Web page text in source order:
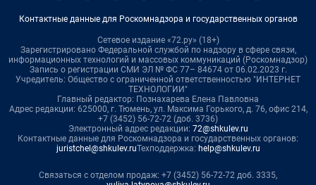
Контактные данные для Роскомнадзора и государственных органов
Сетевое издание «72.ру» (18+)
Зарегистрировано Федеральной службой по надзору в сфере связи,
информационных технологий и массовых коммуникаций (Роскомнадзор)
Запись о регистрации СМИ ЭЛ № ФС 77– 84674 от 06.02.2023 г.
Учредитель: Общество с ограниченной ответственностью "ИНТЕРНЕТ
ТЕХНОЛОГИИ"
Главный редактор: Познахарева Елена Павловна
Адрес редакции: 625000, г. Тюмень, ул. Максима Горького, д. 76, офис 214,
+7 (3452) 56-72-72 (доб. 3736)
Электронный адрес редакции: 72@shkulev.ru
Контактные данные для Роскомнадзора и государственных органов:
juristchel@shkulev.ruТехподдержка: help@shkulev.ru
Связаться с отделом продаж: +7 (3452) 56-72-72 доб. 3335,